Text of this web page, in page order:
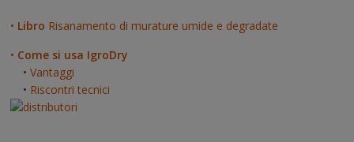
• Libro Risanamento di murature umide e degradate
• Come si usa IgroDry
•Vantaggi
• Riscontri tecnici